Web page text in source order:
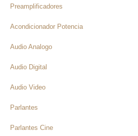
Preamplificadores
Acondicionador Potencia
Audio Analogo
Audio Digital
Audio Video
Parlantes
Parlantes Cine